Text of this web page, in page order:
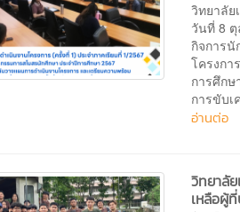
วิทยาลัย
วันที่ 8 ตุ
กิจการนั
โครงกา
การศึกษ
การขับ
อ่านต่อ
วิทยาลั
เหลือผู้